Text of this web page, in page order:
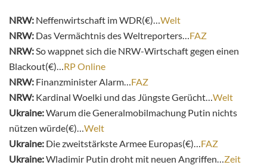
NRW: Neffenwirtschaft im WDR(€)… Welt
NRW: Das Vermächtnis des Weltreporters… FAZ
NRW: So wappnet sich die NRW-Wirtschaft gegen einen
Blackout(€)… RP Online
NRW: Finanzminister Alarm… FAZ
NRW: Kardinal Woelki und das Jüngste Gerücht… Welt
Ukraine:Warum die Generalmobilmachung Putin nichts
nützen würde(€)… Welt
Ukraine: Die zweitstärkste Armee Europas(€)… FAZ
Ukraine:Wladimir Putin droht mit neuen Angriffen… Zeit